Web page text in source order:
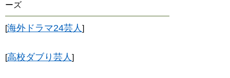
ーズ
[海外ドラマ24芸人]
[高校ダブり芸人]